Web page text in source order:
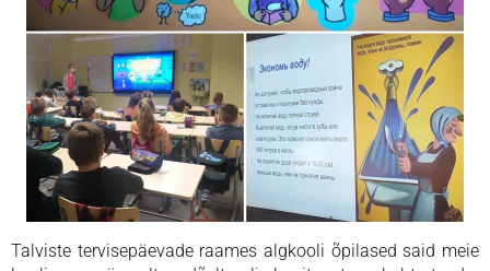
Talviste tervisepäevade raames algkooli õpilased said meie